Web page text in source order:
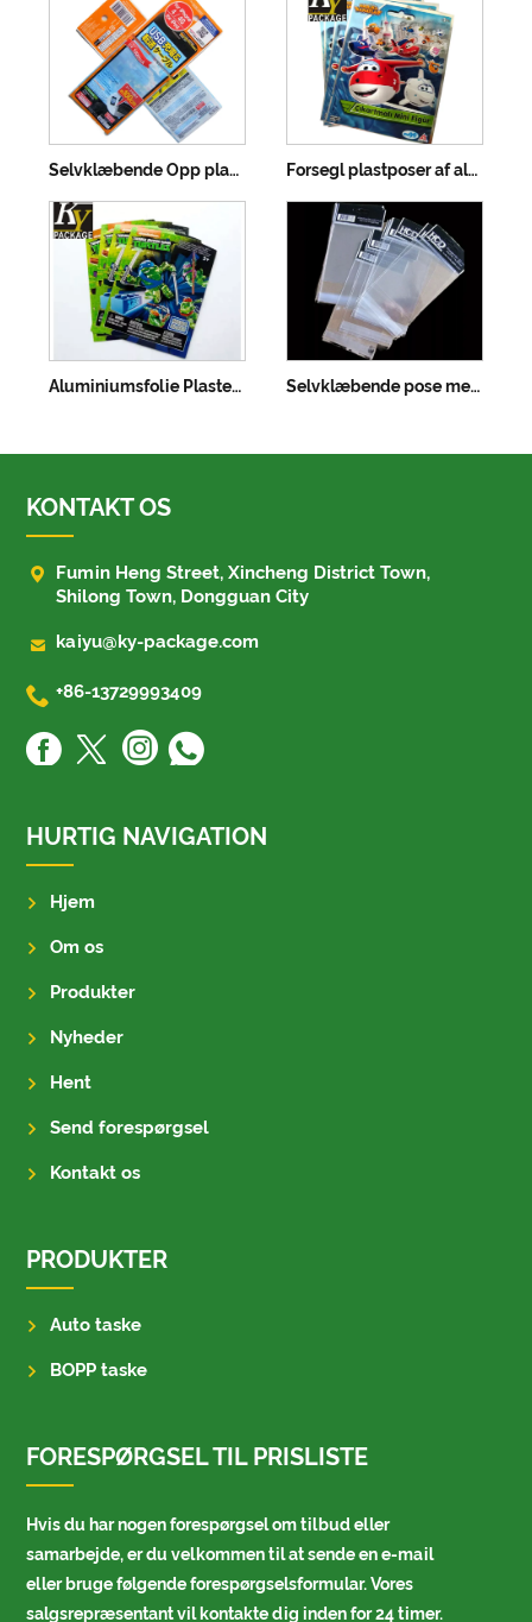
Selvklæbende Opp plastpose med header Forsegl plastposer af aluminiumsfolie
Aluminiumsfolie Plastemballageposer til legetøj Selvklæbende pose med header med header
KONTAKT OS

Fumin Heng Street, Xincheng District Town,
Shilong Town, Dongguan City
 kaiyu@ky-package.com
 +86-13729993409
HURTIG NAVIGATION
Hjem
Om os
Produkter
Nyheder
Hent
Send forespørgsel
Kontakt os
PRODUKTER
Auto taske
BOPP taske
FORESPØRGSEL TIL PRISLISTE
Hvis du har nogen forespørgsel om tilbud eller
samarbejde, er du velkommen til at sende en e-mail
eller bruge følgende forespørgselsformular. Vores
salgsrepræsentant vil kontakte dig inden for 24 timer.